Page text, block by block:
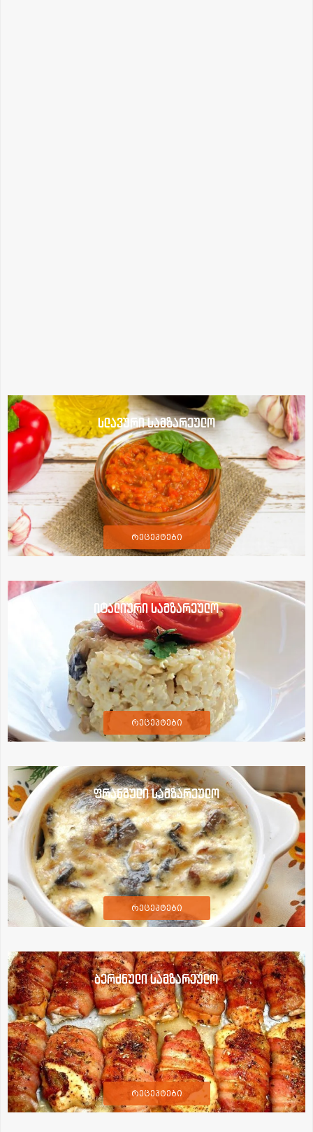
სლავური სამზარეულო
რეცეპტები
იტალიური სამზარეულო
რეცეპტები
ფრანგული სამზარეულო
რეცეპტები
ბერძნული სამზარეულო
რეცეპტები